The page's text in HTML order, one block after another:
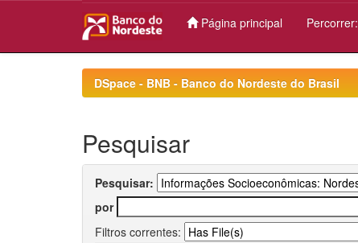
Página principal Percorrer:
DSpace - BNB - Banco do Nordeste do Brasil
Pesquisar
Pesquisar:
por
Filtros correntes: